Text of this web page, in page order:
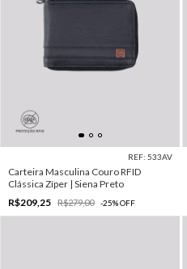
REF: 533AV
Carteira Masculina Couro RFID
Clássica Zíper | Siena Preto
R$209,25
R$279,00 -25%OFF